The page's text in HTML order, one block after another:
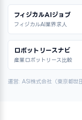
フィジカルAIジョブ
フィジカルAI業界求人
ロボットリースナビ
産業ロボットリース比較
運営: ASI株式会社（東京都世